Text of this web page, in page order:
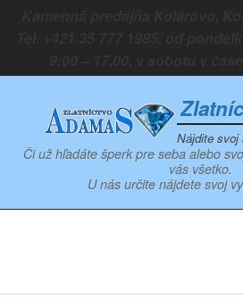
Nájdite svoj
Či už hľadáte šperk pre seba alebo
vás všetko.
U nás určite nájdete svoj